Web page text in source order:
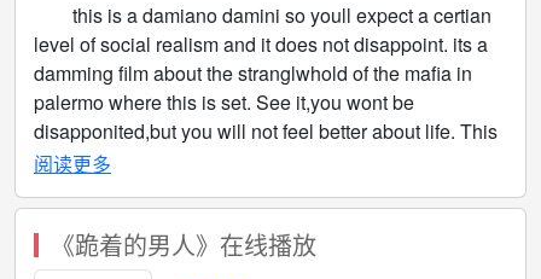
this is a damiano damini so youll expect a certian
level of social realism and it does not disappoint. its a
damming film about the stranglwhold of the mafia in
palermo where this is set. See it,you wont be
disapponited,but you will not feel better about life. This
is not fantasy godfather stuff but the real hopeless raw
looks really awful and down at heel. wonderful score
out of 10 a nine.
阅读更多
《跪着的男人》在线播放